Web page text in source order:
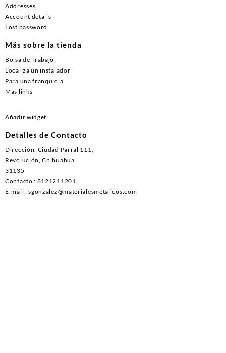
Addresses
Account details
Lost password
Más sobre la tienda
Bolsa de Trabajo
Localiza un instalador
Para una franquicia
Más links
Añadir widget
Detalles de Contacto
Dirección: Ciudad Parral 111,
Revolución, Chihuahua
31135
Contacto : 8121211201
E-mail : sgonzalez@materialesmetalicos.com